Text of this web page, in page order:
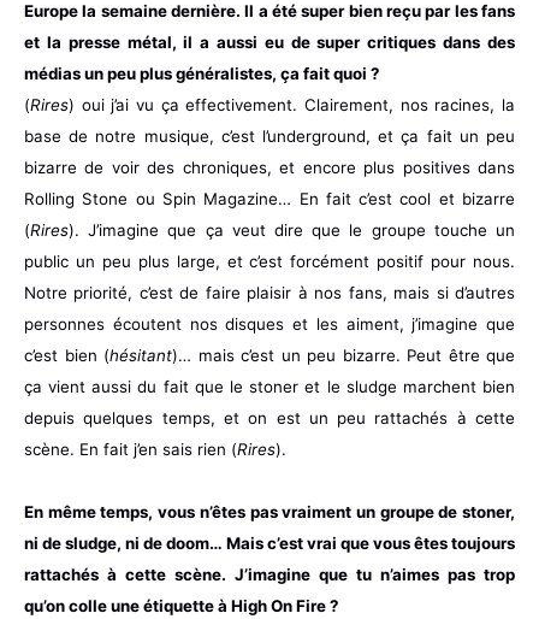
Europe la semaine dernière. Il a été super bien reçu par les fans
et la presse métal, il a aussi eu de super critiques dans des
médias un peu plus généralistes, ça fait quoi ?
(Rires) oui j’ai vu ça effectivement. Clairement, nos racines, la
base de notre musique, c’est l’underground, et ça fait un peu
bizarre de voir des chroniques, et encore plus positives dans
Rolling Stone ou Spin Magazine… En fait c’est cool et bizarre
(Rires). J’imagine que ça veut dire que le groupe touche un
public un peu plus large, et c’est forcément positif pour nous.
Notre priorité, c’est de faire plaisir à nos fans, mais si d’autres
personnes écoutent nos disques et les aiment, j’imagine que
c’est bien (hésitant)… mais c’est un peu bizarre. Peut être que
ça vient aussi du fait que le stoner et le sludge marchent bien
depuis quelques temps, et on est un peu rattachés à cette
scène. En fait j’en sais rien (Rires).
En même temps, vous n’êtes pas vraiment un groupe de stoner,
ni de sludge, ni de doom… Mais c’est vrai que vous êtes toujours
rattachés à cette scène. J’imagine que tu n’aimes pas trop
qu’on colle une étiquette à High On Fire ?